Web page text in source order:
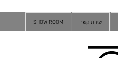
יצירת קשר SHOW ROOM